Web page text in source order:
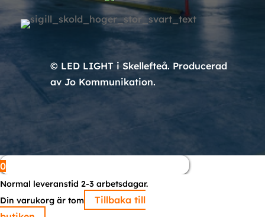
© LED LIGHT i Skellefteå. Producerad
av Jo Kommunikation.
0
Normal leveranstid 2-3 arbetsdagar.
Din varukorg är tom
Tillbaka till